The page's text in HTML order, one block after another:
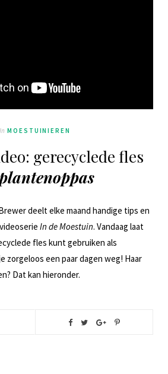
In MOESTUINIEREN
gerecyclede fles
deelt elke maand handige tips en
In de Moestuin. Vandaag laat
fles kunt gebruiken als
zorgeloos een paar dagen weg! Haar
Dat kan hieronder.